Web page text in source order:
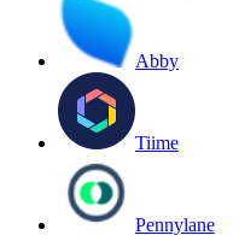
Abby
Tiime
Pennylane